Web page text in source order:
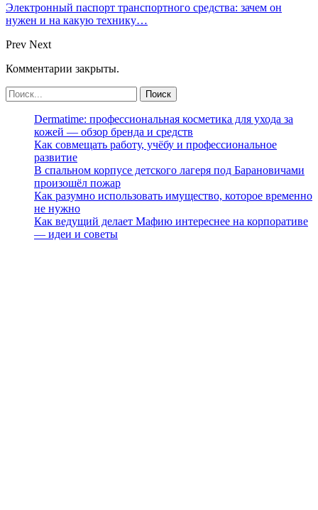
Электронный паспорт транспортного средства: зачем он
нужен и на какую технику…
Prev Next
Комментарии закрыты.
Dermatime: профессиональная косметика для ухода за
кожей — обзор бренда и средств
Как совмещать работу, учёбу и профессиональное
развитие
В спальном корпусе детского лагеря под Барановичами
произошёл пожар
Как разумно использовать имущество, которое временно
не нужно
Как ведущий делает Мафию интереснее на корпоративе
— идеи и советы